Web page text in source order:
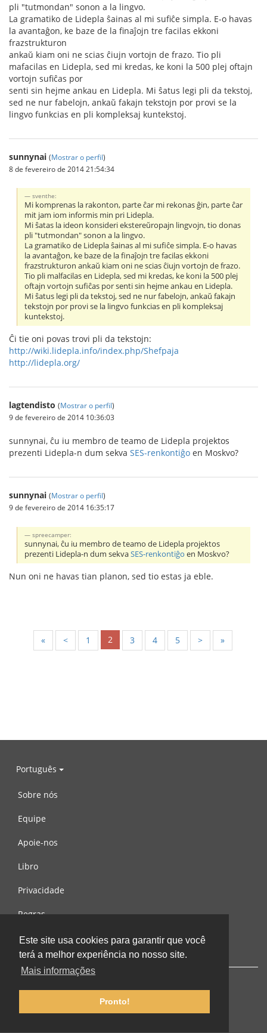
Este site usa cookies para garantir que você
terá a melhor experiência no nosso site.
Mais informações
Pronto!
pli "tutmondan" sonon a la lingvo.
La gramatiko de Lidepla ŝainas al mi sufiĉe simpla. E-o havas
la avantaĝon, ke baze de la finaĵojn tre facilas ekkoni
frazstrukturon
ankaŭ kiam oni ne scias ĉiujn vortojn de frazo. Tio pli
mafacilas en Lidepla, sed mi kredas, ke koni la 500 plej oftajn
vortojn sufiĉas por
senti sin hejme ankau en Lidepla. Mi ŝatus legi pli da tekstoj,
sed ne nur fabelojn, ankaŭ fakajn tekstojn por provi se la
lingvo funkcias en pli kompleksaj kuntekstoj.
sunnynai (Mostrar o perfil)
8 de fevereiro de 2014 21:54:34
sventhe:
Mi komprenas la rakonton, parte ĉar mi rekonas ĝin, parte ĉar
mit jam iom informis min pri Lidepla.
Mi ŝatas la ideon konsideri ekstereŭropajn lingvojn, tio donas
pli "tutmondan" sonon a la lingvo.
La gramatiko de Lidepla ŝainas al mi sufiĉe simpla. E-o havas
la avantaĝon, ke baze de la finaĵojn tre facilas ekkoni
frazstrukturon ankaŭ kiam oni ne scias ĉiujn vortojn de frazo.
Tio pli malfacilas en Lidepla, sed mi kredas, ke koni la 500 plej
oftajn vortojn sufiĉas por senti sin hejme ankau en Lidepla.
Mi ŝatus legi pli da tekstoj, sed ne nur fabelojn, ankaŭ fakajn
tekstojn por provi se la lingvo funkcias en pli kompleksaj
kuntekstoj.
Ĉi tie oni povas trovi pli da tekstojn:
http://wiki.lidepla.info/index.php/Shefpaja
http://lidepla.org/
lagtendisto (Mostrar o perfil)
9 de fevereiro de 2014 10:36:03
sunnynai, ĉu iu membro de teamo de Lidepla projektos
prezenti Lidepla-n dum sekva SES-renkontiĝo en Moskvo?
sunnynai (Mostrar o perfil)
9 de fevereiro de 2014 16:35:17
spreecamper:
sunnynai, ĉu iu membro de teamo de Lidepla projektos
prezenti Lidepla-n dum sekvaSES-renkontiĝo en Moskvo?
Nun oni ne havas tian planon, sed tio estas ja eble.
« < 1 2 3 4 5 > »
Português
Sobre nós
Equipe
Apoie-nos
Libro
Privacidade
Regras
Contacte-nos
© 2002-2026 lernu.net |Impressum